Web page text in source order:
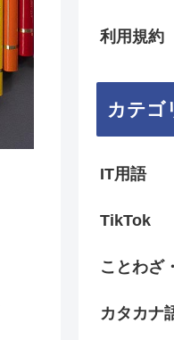
利用規約
カテゴ
IT用語
TikTok
ことわざ
カタカナ